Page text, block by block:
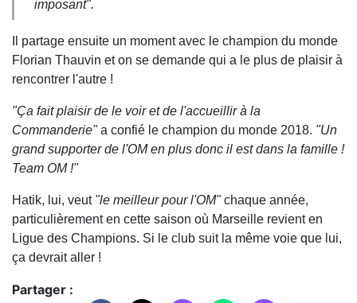
imposant".
Il partage ensuite un moment avec le champion du monde
Florian Thauvin et on se demande qui a le plus de plaisir à
rencontrer l'autre !
"Ça fait plaisir de le voir et de l'accueillir à la
Commanderie"a confié le champion du monde 2018. "Un
grand supporter de l'OM en plus donc il est dans la famille !
Team OM !"
Hatik, lui, veut "le meilleur pour l'OM"chaque année,
particulièrement en cette saison où Marseille revient en
Ligue des Champions. Si le club suit la même voie que lui,
ça devrait aller !
Partager :